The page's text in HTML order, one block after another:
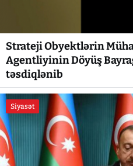
Strateji Obyektlərin
Agentliyinin Döyüş
təsdiqlənib
Siyasət